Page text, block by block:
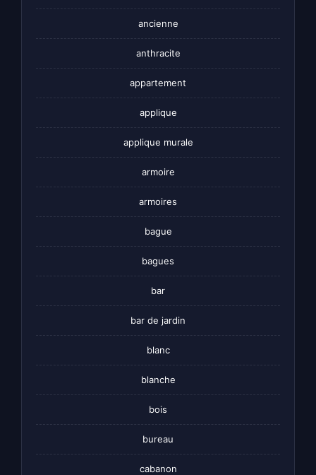
ancienne
anthracite
appartement
applique
applique murale
armoire
armoires
bague
bagues
bar
bar de jardin
blanc
blanche
bois
bureau
cabanon